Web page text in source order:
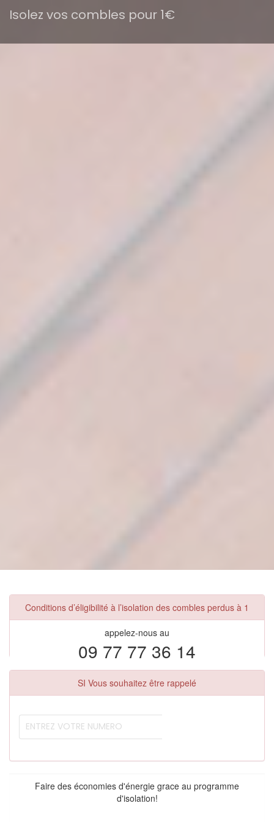
Isolez vos combles pour 1€
Conditions d’éligibilité à l’isolation des combles perdus à 1
appelez-nous au
09 77 77 36 14
SI Vous souhaitez être rappelé
Faire des économies d'énergie grace au programme
d'isolation!